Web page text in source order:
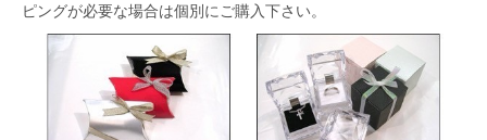
ピングが必要な場合は個別にご購入下さい。